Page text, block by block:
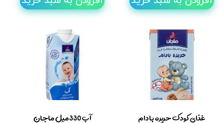
غذای کودک حریره بادام
آب 330میل ماجان